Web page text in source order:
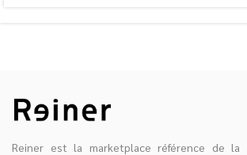
Reiner est la marketplace référence de la